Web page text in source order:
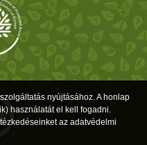
nyújtásához. A honlap
használatát el kell fogadni.
az adatvédelmi